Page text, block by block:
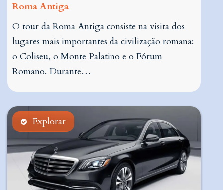
Roma Antiga
O tour da Roma Antiga consiste na visita dos
lugares mais importantes da civilização romana:
o Coliseu, o Monte Palatino e o Fórum
Romano. Durante…
Explorar